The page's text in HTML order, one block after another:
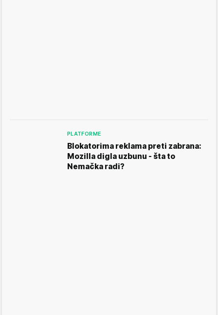
PLATFORME
Blokatorima reklama preti zabrana:
Mozilla digla uzbunu - šta to
Nemačka radi?